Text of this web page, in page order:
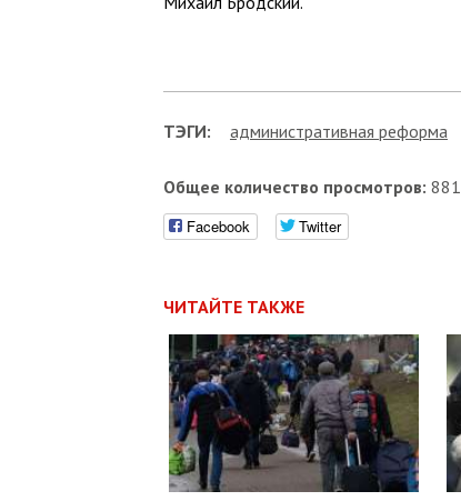
ТЭГИ: административная реформа
Общее количество просмотров: 881
Facebook Twitter
ЧИТАЙТЕ ТАКЖЕ